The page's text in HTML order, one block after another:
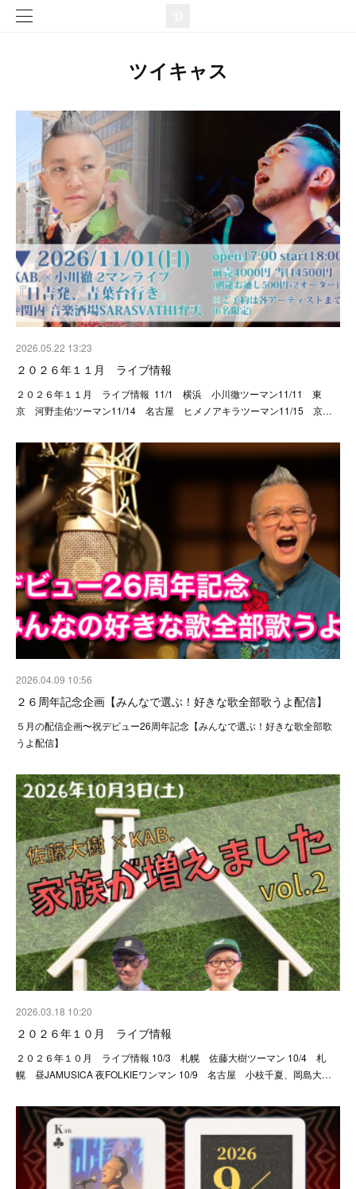
ツイキャス
2026.05.22 13:23
２０２６年１１月 ライブ情報
２０２６年１１月 ライブ情報 11/1 横浜 小川徹ツーマン11/11 東
京 河野圭佑ツーマン11/14 名古屋 ヒメノアキラツーマン11/15 京…
2026.04.09 10:56
２６周年記念企画【みんなで選ぶ！好きな歌全部歌うよ配信】
５月の配信企画〜祝デビュー26周年記念【みんなで選ぶ！好きな歌全部歌
うよ配信】
2026.03.18 10:20
２０２６年１０月 ライブ情報
２０２６年１０月 ライブ情報 10/3 札幌 佐藤大樹ツーマン 10/4 札
幌 昼JAMUSICA 夜FOLKIEワンマン 10/9 名古屋 小枝千夏、岡島大…